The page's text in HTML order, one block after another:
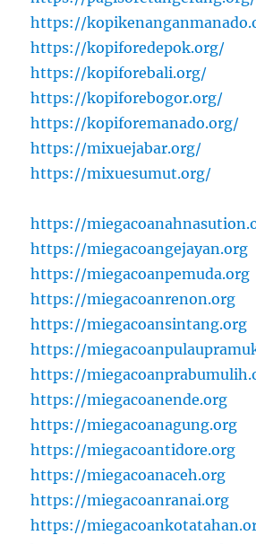
https://
https://kopiforedepok.org/
https://kopiforebali.org/
https://kopiforebogor.org/
https://kopiforemanado.org/
https://mixuejabar.org/
https://mixuesumut.org/
https://
https://miegacoangejayan.org
https://miegacoanpemuda.org
https://miegacoanrenon.org
https://miegacoansintang.org
https://
https://
https://miegacoanende.org
https://miegacoanagung.org
https://miegacoantidore.org
https://miegacoanaceh.org
https://miegacoanranai.org
https://